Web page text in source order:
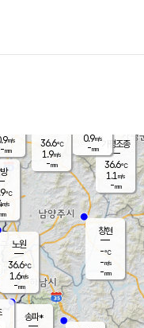
가평조종
36.6℃
1.1 m/s
-mm
36.6℃
1.9m/s
-mm
창현
-℃
-m/s
-mm
0.9m/s
-mm
노원
36.6℃
1.6m/s
-mm
송파*
℃
m/s
mm
m/s
-mm